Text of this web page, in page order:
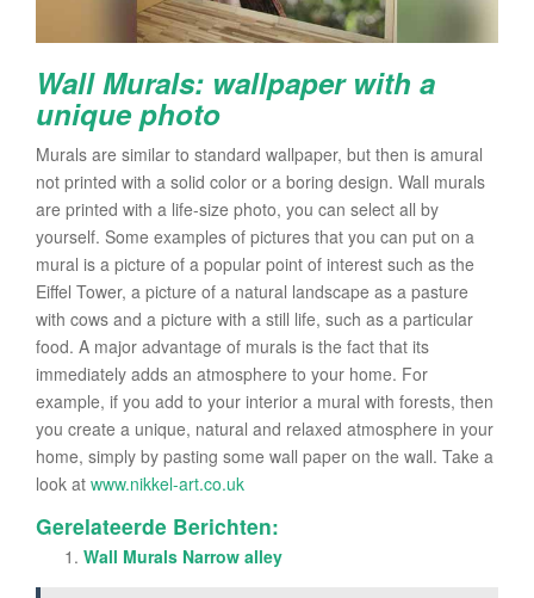
Wall Murals: wallpaper with a
unique photo
Murals are similar to standard wallpaper, but then is amural
not printed with a solid color or a boring design. Wall murals
are printed with a life-size photo, you can select all by
yourself. Some examples of pictures that you can put on a
mural is a picture of a popular point of interest such as the
Eiffel Tower, a picture of a natural landscape as a pasture
with cows and a picture with a still life, such as a particular
food. A major advantage of murals is the fact that its
immediately adds an atmosphere to your home. For
example, if you add to your interior a mural with forests, then
you create a unique, natural and relaxed atmosphere in your
home, simply by pasting some wall paper on the wall. Take a
look at www.nikkel-art.co.uk
Gerelateerde Berichten:
Wall Murals Narrow alley